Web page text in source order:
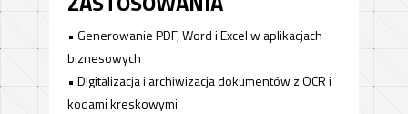
• Generowanie PDF, Word i Excel w aplikacjach
biznesowych
• Digitalizacja i archiwizacja dokumentów z OCR i
kodami kreskowymi